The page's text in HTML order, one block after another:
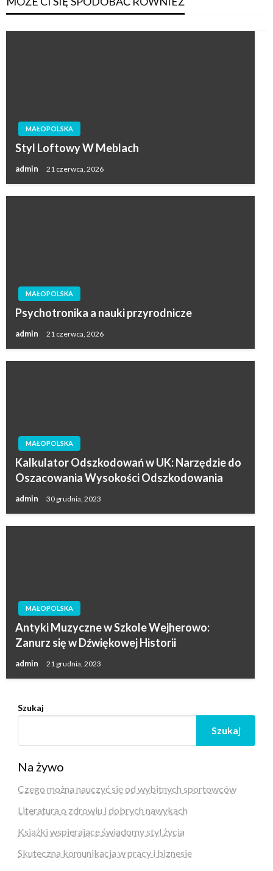
MAŁOPOLSKA
Styl Loftowy W Meblach
admin 21 czerwca, 2026
MAŁOPOLSKA
Psychotronika a nauki przyrodnicze
admin 21 czerwca, 2026
MAŁOPOLSKA
Kalkulator Odszkodowań w UK: Narzędzie do
Oszacowania Wysokości Odszkodowania
admin 30 grudnia, 2023
MAŁOPOLSKA
Antyki Muzyczne w Szkole Wejherowo:
Zanurz się w Dźwiękowej Historii
admin 21 grudnia, 2023
Szukaj
Szukaj
Na żywo
Czego można nauczyć się od wybitnych sportowców
Literatura o zdrowiu i dobrych nawykach
Książki wspierające świadomy styl życia
Skuteczna komunikacja w pracy i biznesie